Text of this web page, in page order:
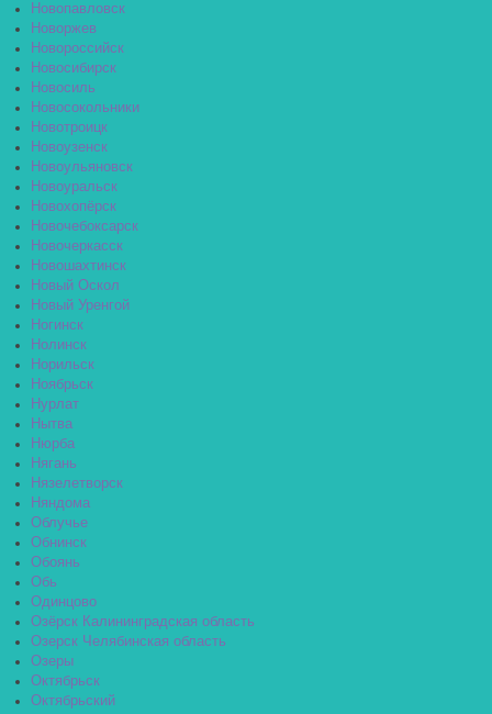
Новопавловск
Новоржев
Новороссийск
Новосибирск
Новосиль
Новосокольники
Новотроицк
Новоузенск
Новоульяновск
Новоуральск
Новохопёрск
Новочебоксарск
Новочеркасск
Новошахтинск
Новый Оскол
Новый Уренгой
Ногинск
Нолинск
Норильск
Ноябрьск
Нурлат
Нытва
Нюрба
Нягань
Нязелетворск
Няндома
Облучье
Обнинск
Обоянь
Обь
Одинцово
Озёрск Калининградская область
Озерск Челябинская область
Озеры
Октябрьск
Октябрьский